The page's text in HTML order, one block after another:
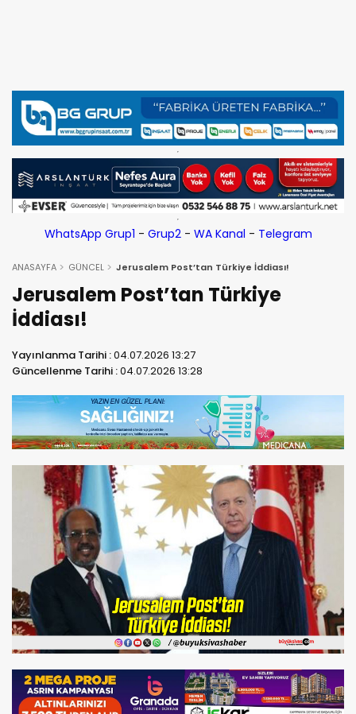
WhatsApp Grup1 - Grup2- WA Kanal - Telegram
ANASAYFA GÜNCEL Jerusalem Post’tan Türkiye İddiası!
Jerusalem Post’tan Türkiye
İddiası!
Yayınlanma Tarihi :04.07.2026 13:27
Güncellenme Tarihi :04.07.2026 13:28